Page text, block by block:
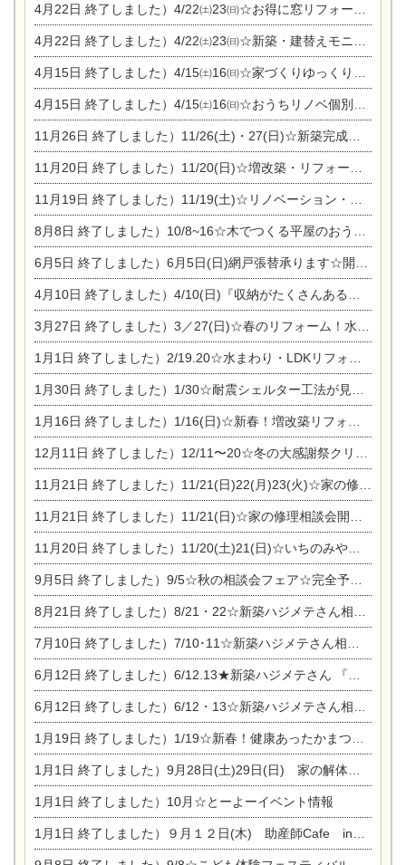
4月22日 終了しました）4/22㈯23㈰☆お得に窓リフォーム個別相談会
4月22日 終了しました）4/22㈯23㈰☆新築・建替えモニター募集個別相談会
4月15日 終了しました）4/15㈯16㈰☆家づくりゆっくりじっくり個別相談会
4月15日 終了しました）4/15㈯16㈰☆おうちリノベ個別相談会
11月26日 終了しました）11/26(土)・27(日)☆新築完成見学会 in一宮市あずら
11月20日 終了しました）11/20(日)☆増改築・リフォームまつり＆秋の味覚まつり＆芸術祭
11月19日 終了しました）11/19(土)☆リノベーション・家の修理まつり＆増改築・リフォームまつりin扶桑ゴルフ
8月8日 終了しました）10/8~16☆木でつくる平屋のおうちのつくり方【完全予約制】
6月5日 終了しました）6月5日(日)網戸張替承ります☆開催！
4月10日 終了しました）4/10(日)『収納がたくさんあるおうち現場見学会』
3月27日 終了しました）3／27(日)☆春のリフォーム！水まわりLDKリフォーム相談会&今がチャンス！エアコン相談会
1月1日 終了しました）2/19.20☆水まわり・LDKリフォーム相談会＆エアコン相談会
1月30日 終了しました）1/30☆耐震シェルター工法が見れる完成見学会
1月16日 終了しました）1/16(日)☆新春！増改築リフォーム&家の修理まつり
12月11日 終了しました）12/11〜20☆冬の大感謝祭クリスマス相談会開催
11月21日 終了しました）11/21(日)22(月)23(火)☆家の修理まつり＆増改築リフォーム相談会
11月21日 終了しました）11/21(日)☆家の修理相談会開催 in 扶桑オークビレッジ
11月20日 終了しました）11/20(土)21(日)☆いちのみや逸品市に出店します【ひのきのバラ販売】
9月5日 終了しました）9/5☆秋の相談会フェア☆完全予約制
8月21日 終了しました）8/21・22☆新築ハジメテさん相談会 『集まれ！農地に家を建てたい人！』
7月10日 終了しました）7/10･11☆新築ハジメテさん相談会 『集まれ！農地に家を建てたい人！』完全予約制
6月12日 終了しました）6/12.13★新築ハジメテさん 『木の家 現場体感見学会』
6月12日 終了しました）6/12・13☆新築ハジメテさん相談会『今ある土地に家を建てる際の注意点』
1月19日 終了しました）1/19☆新春！健康あったかまつり＆増改築リフォームまつり
1月1日 終了しました）9月28日(土)29日(日) 家の解体なんでも相談会
1月1日 終了しました）10月☆とーよーイベント情報
1月1日 終了しました）９月１２日(木) 助産師Cafe in東陽住建